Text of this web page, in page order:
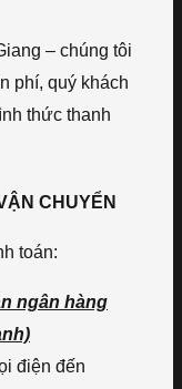
– chúng tôi
phí, quý khách
thức thanh
CHUYỂN
toán:
ngân hàng
điện đến